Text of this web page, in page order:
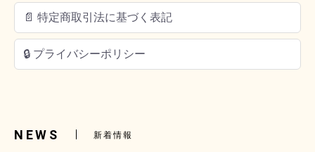
📄 特定商取引法に基づく表記
🔒 プライバシーポリシー
NEWS 新着情報